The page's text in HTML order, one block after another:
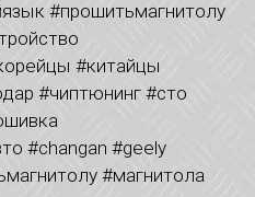
#прошитьмагнитолу
#китайцы
#чиптюнинг #сто
#changan #geely
#магнитола